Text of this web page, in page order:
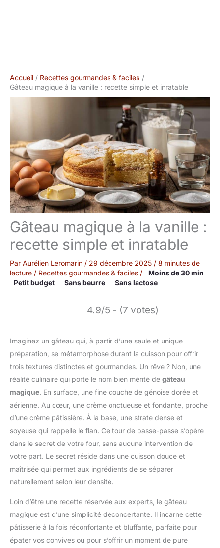
Accueil
Recettes gourmandes & faciles
Gâteau magique à la vanille : recette simple et inratable
Gâteau magique à la vanille :
recette simple et inratable
Par Aurélien Leromarin / 29 décembre 2025 / 8 minutes de
lecture / Recettes gourmandes & faciles /
Moins de 30 min
Petit budget
Sans beurre Sans lactose
4.9/5 - (7 votes)
Imaginez un gâteau qui, à partir d’une seule et unique
préparation, se métamorphose durant la cuisson pour offrir
trois textures distinctes et gourmandes. Un rêve ? Non, une
réalité culinaire qui porte le nom bien mérité de gâteau
magique. En surface, une fine couche de génoise dorée et
aérienne. Au cœur, une crème onctueuse et fondante, proche
d’une crème pâtissière. À la base, une strate dense et
soyeuse qui rappelle le flan. Ce tour de passe-passe s’opère
dans le secret de votre four, sans aucune intervention de
votre part. Le secret réside dans une cuisson douce et
maîtrisée qui permet aux ingrédients de se séparer
naturellement selon leur densité.
Loin d’être une recette réservée aux experts, le gâteau
magique est d’une simplicité déconcertante. Il incarne cette
pâtisserie à la fois réconfortante et bluffante, parfaite pour
épater vos convives ou pour s’offrir un moment de pure